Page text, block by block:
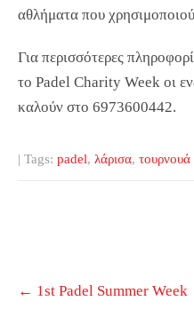
αθλήματα που
Για περισσότερες
το Padel Charity Week οι
καλούν στο 6973600442.
| Tags: padel, λάρισα, τουρνουά
navigation
← 1st Padel Summer Week